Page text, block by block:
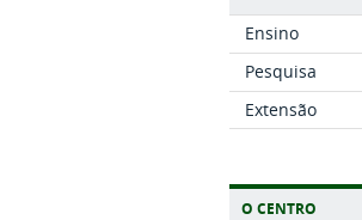
Ensino
Pesquisa
Extensão
O CENTRO